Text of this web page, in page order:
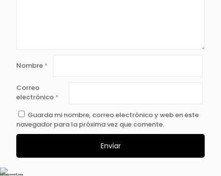
Nombre *
Correo
electrónico *
Guarda mi nombre, correo electrónico y web en este
navegador para la próxima vez que comente.